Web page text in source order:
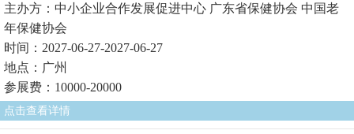
主办方：中小企业合作发展促进中心 广东省保健协会 中国老
年保健协会
时间：2027-06-27-2027-06-27
地点：广州
参展费：10000-20000
点击查看详情